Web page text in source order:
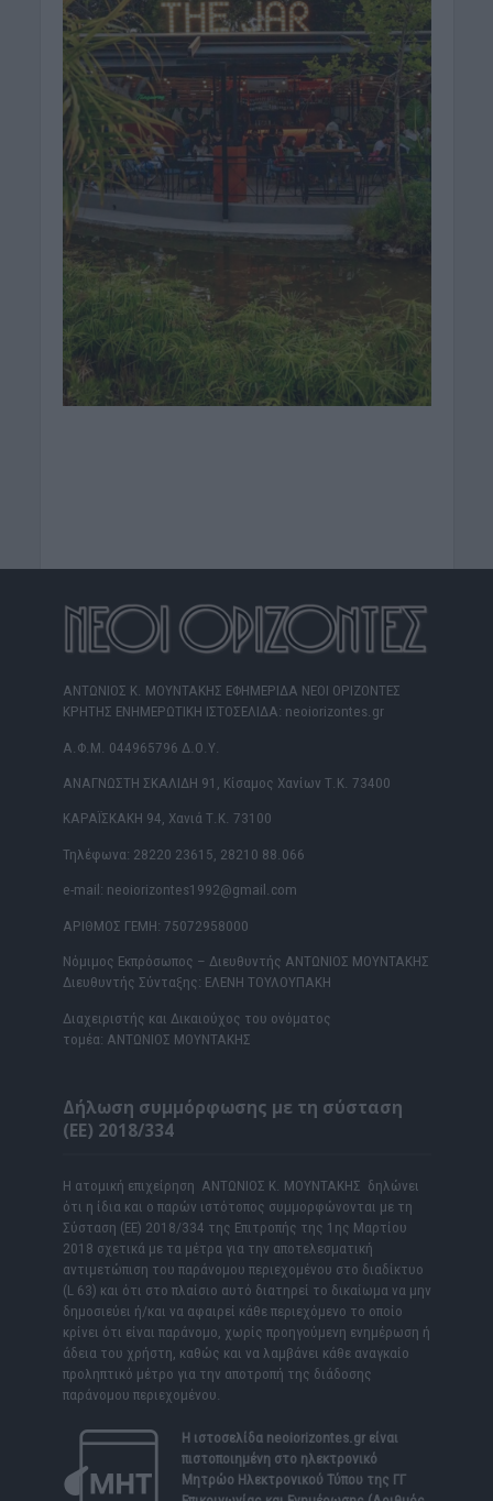
ΑΝΤΩΝΙΟΣ Κ. ΜΟΥΝΤΑΚΗΣ ΕΦΗΜΕΡΙΔΑ ΝΕΟΙ ΟΡΙΖΟΝΤΕΣ
ΚΡΗΤΗΣ ΕΝΗΜΕΡΩΤΙΚΗ ΙΣΤΟΣΕΛΙΔΑ: neoiorizontes.gr
Α.Φ.Μ. 044965796 Δ.Ο.Υ.
ΑΝΑΓΝΩΣΤΗ ΣΚΑΛΙΔΗ 91, Κίσαμος Χανίων Τ.Κ. 73400
ΚΑΡΑΪΣΚΑΚΗ 94, Χανιά Τ.Κ. 73100
Τηλέφωνα: 28220 23615, 28210 88.066
e-mail: neoiorizontes1992@gmail.com
ΑΡΙΘΜΟΣ ΓΕΜΗ: 75072958000
Νόμιμος Εκπρόσωπος – Διευθυντής ΑΝΤΩΝΙΟΣ ΜΟΥΝΤΑΚΗΣ
Διευθυντής Σύνταξης: ΕΛΕΝΗ ΤΟΥΛΟΥΠΑΚΗ
Διαχειριστής και Δικαιούχος του ονόματος
τομέα: ΑΝΤΩΝΙΟΣ ΜΟΥΝΤΑΚΗΣ
Δήλωση συμμόρφωσης με τη σύσταση
(ΕΕ) 2018/334
Η ατομική επιχείρηση ΑΝΤΩΝΙΟΣ Κ. ΜΟΥΝΤΑΚΗΣ δηλώνει
ότι η ίδια και ο παρών ιστότοπος συμμορφώνονται με τη
Σύσταση (ΕΕ) 2018/334 της Επιτροπής της 1ης Μαρτίου
2018 σχετικά με τα μέτρα για την αποτελεσματική
αντιμετώπιση του παράνομου περιεχομένου στο διαδίκτυο
(L 63) και ότι στο πλαίσιο αυτό διατηρεί το δικαίωμα να μην
δημοσιεύει ή/και να αφαιρεί κάθε περιεχόμενο το οποίο
κρίνει ότι είναι παράνομο, χωρίς προηγούμενη ενημέρωση ή
άδεια του χρήστη, καθώς και να λαμβάνει κάθε αναγκαίο
προληπτικό μέτρο για την αποτροπή της διάδοσης
παράνομου περιεχομένου.
Η ιστοσελίδα neoiorizontes.grείναι
πιστοποιημένη στο ηλεκτρονικό
Μητρώο Ηλεκτρονικού Τύπου της ΓΓ